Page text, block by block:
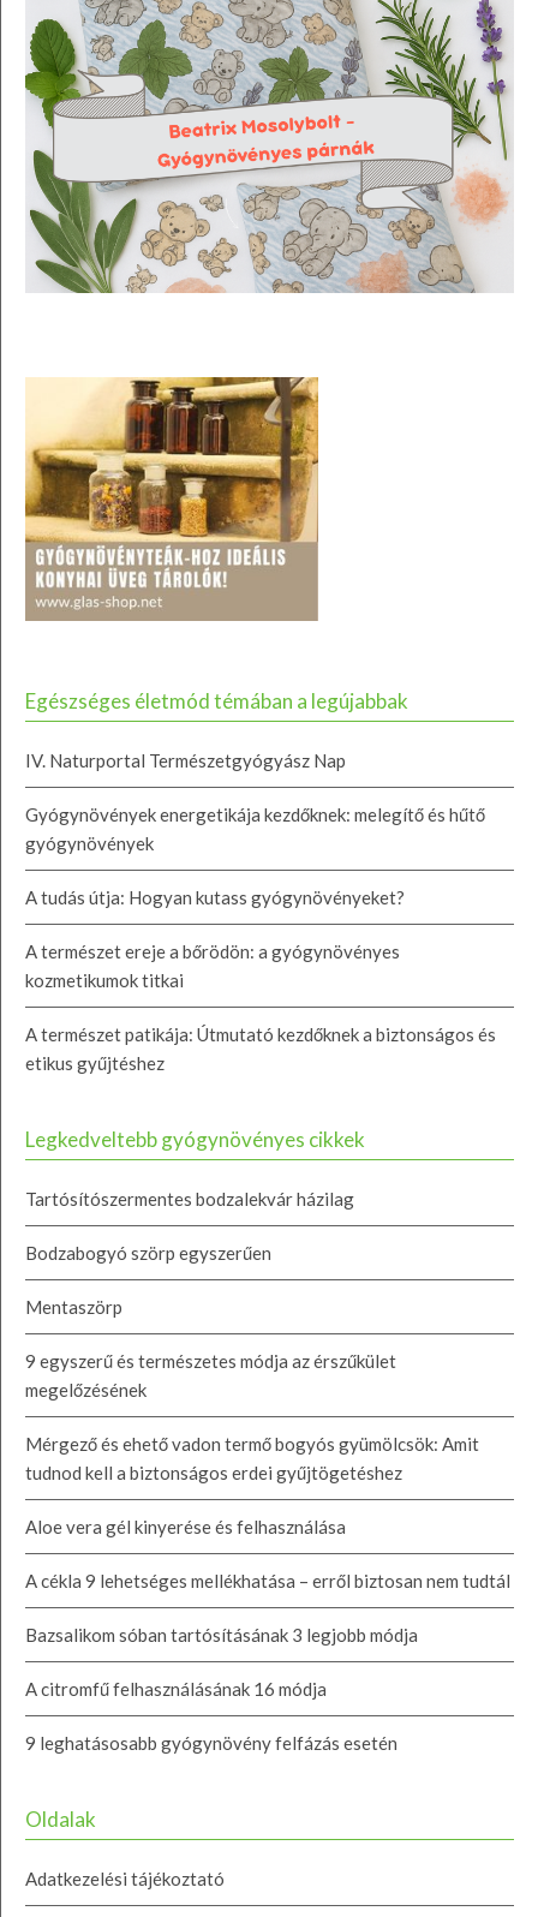
Egészséges életmód témában a legújabbak
IV. Naturportal Természetgyógyász Nap
Gyógynövények energetikája kezdőknek: melegítő és hűtő
gyógynövények
A tudás útja: Hogyan kutass gyógynövényeket?
A természet ereje a bőrödön: a gyógynövényes
kozmetikumok titkai
A természet patikája: Útmutató kezdőknek a biztonságos és
etikus gyűjtéshez
Legkedveltebb gyógynövényes cikkek
Tartósítószermentes bodzalekvár házilag
Bodzabogyó szörp egyszerűen
Mentaszörp
9 egyszerű és természetes módja az érszűkület
megelőzésének
Mérgező és ehető vadon termő bogyós gyümölcsök: Amit
tudnod kell a biztonságos erdei gyűjtögetéshez
Aloe vera gél kinyerése és felhasználása
A cékla 9 lehetséges mellékhatása – erről biztosan nem tudtál
Bazsalikom sóban tartósításának 3 legjobb módja
A citromfű felhasználásának 16 módja
9 leghatásosabb gyógynövény felfázás esetén
Oldalak
Adatkezelési tájékoztató